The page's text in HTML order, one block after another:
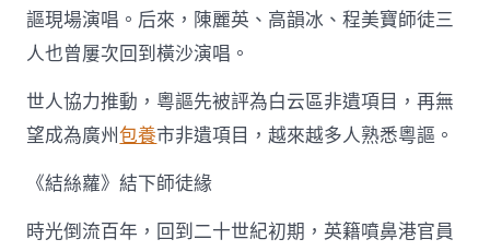
謳現場演唱。后來，陳麗英、高韻冰、程美寶師徒三
人也曾屢次回到橫沙演唱。
世人協力推動，粵謳先被評為白云區非遺項目，再無
望成為廣州包養市非遺項目，越來越多人熟悉粵謳。
《結絲蘿》結下師徒緣
時光倒流百年，回到二十世紀初期，英籍噴鼻港官員